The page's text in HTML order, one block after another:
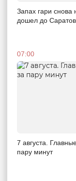
Запах гари снова
дошел до
07:00
7 августа.
пару минут